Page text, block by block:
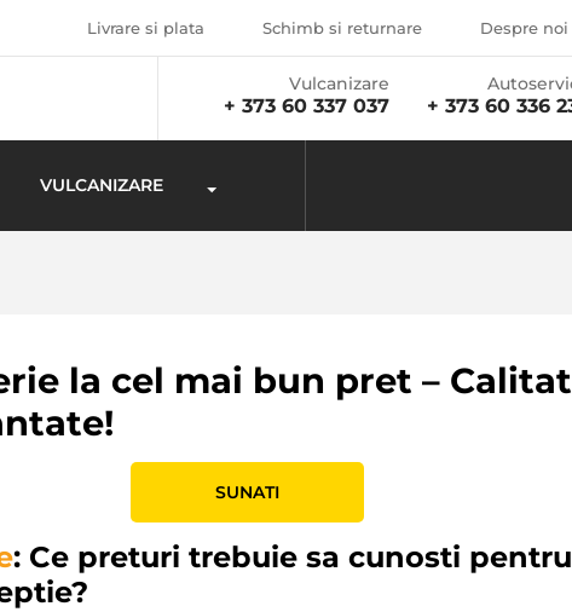
Livrare si plata Schimb si returnare Despre noi
Vulcanizare
+ 373 60 337 037 + 373 60 336
VULCANIZARE
la cel mai bun pret –
SUNATI
: Ce preturi trebuie sa cunosti